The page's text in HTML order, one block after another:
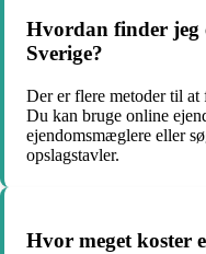
Hvordan finder jeg
Sverige?
Der er flere metoder til at
Du kan bruge online
ejendomsmæglere eller
opslagstavler.
Hvor meget koster